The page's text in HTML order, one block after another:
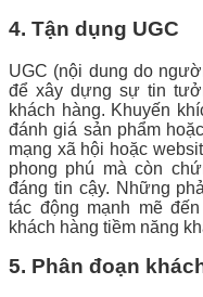
4. Tận dụng UGC
UGC (nội dung do
để xây dựng sự tin
khách hàng. Khuyến
đánh giá sản phẩm
mạng xã hội hoặc
phong phú mà còn
đáng tin cậy. Những
tác động mạnh mẽ
khách hàng tiềm năng
5. Phân đoạn